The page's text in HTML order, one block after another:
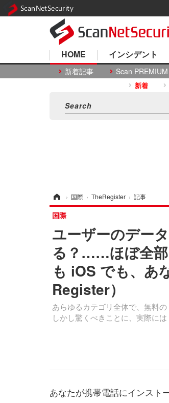
HOME
新着記事 Scan
インシデント
新着
› 国際 › TheRegister › 記事
ユーザーのデー
る？……ほぼ全部
も iOS でも、あ
Register）
あらゆるカテゴリ全体で、無料
しかし驚くべきことに、実際に
国際
あなたが携帯電話にインスト
ScanNetSecurity